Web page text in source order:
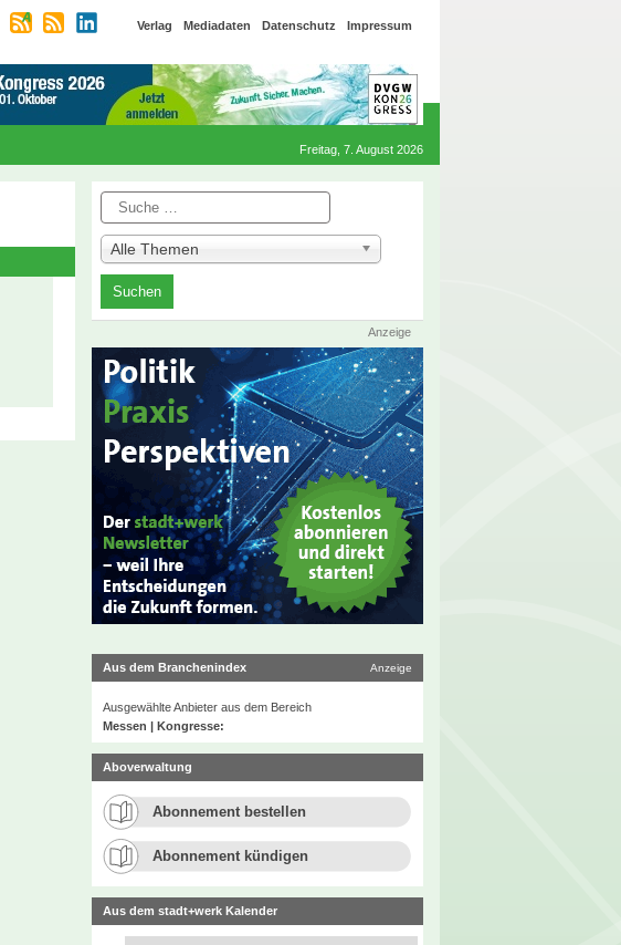
Verlag Mediadaten Datenschutz Impressum
Freitag, 7. August 2026
Suche
Alle Themen
Anzeige
Aus dem Branchenindex Anzeige
Ausgewählte Anbieter aus dem Bereich
Messen | Kongresse:
Aboverwaltung
Abonnement bestellen
Abonnement kündigen
Aus dem stadt+werk Kalender